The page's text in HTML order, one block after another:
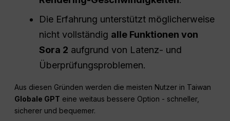
Die Erfahrung unterstützt möglicherweise
nicht vollständig alle Funktionen von
Sora 2 aufgrund von Latenz- und
Überprüfungsproblemen.
Aus diesen Gründen werden die meisten Nutzer in Taiwan
Globale GPT eine weitaus bessere Option - schneller,
sicherer und bequemer.